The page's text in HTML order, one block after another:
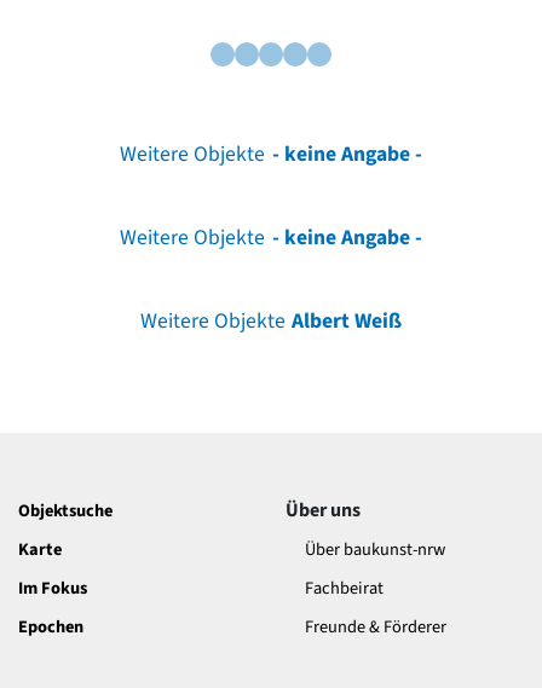
Weitere Objekte - keine Angabe -
Weitere Objekte - keine Angabe -
Weitere Objekte Albert Weiß
Objektsuche
Karte
Im Fokus
Epochen
Über uns
Über baukunst-nrw
Fachbeirat
Freunde & Förderer